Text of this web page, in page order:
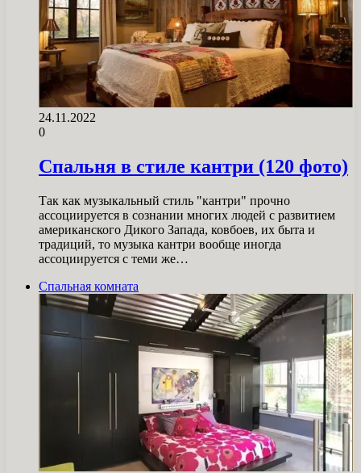
24.11.2022
0
Спальня в стиле кантри (120 фото)
Так как музыкальный стиль "кантри" прочно
ассоциируется в сознании многих людей с развитием
американского Дикого Запада, ковбоев, их быта и
традиций, то музыка кантри вообще иногда
ассоциируется с теми же…
Спальная комната